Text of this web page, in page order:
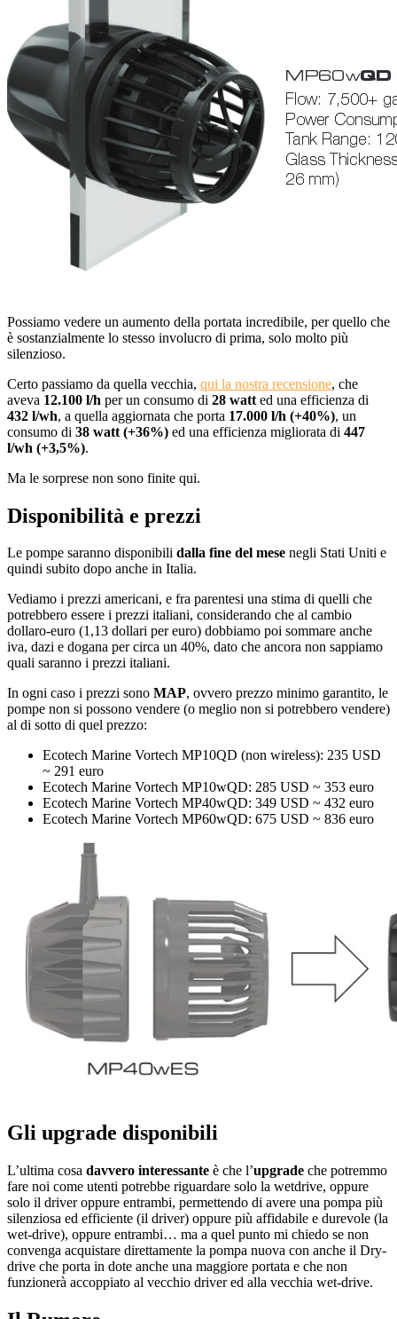
Possiamo vedere un aumento della portata incredibile, per quello che
è sostanzialmente lo stesso involucro di prima, solo molto più
silenzioso.
Certo passiamo da quella vecchia, qui la nostra recensione, che
aveva 12.100 l/h per un consumo di 28 watt ed una efficienza di
432 l/wh, a quella aggiornata che porta 17.000 l/h (+40%), un
consumo di 38 watt (+36%) ed una efficienza migliorata di 447
l/wh (+3,5%).
Ma le sorprese non sono finite qui.
Disponibilità e prezzi
Le pompe saranno disponibili dalla fine del mese negli Stati Uniti e
quindi subito dopo anche in Italia.
Vediamo i prezzi americani, e fra parentesi una stima di quelli che
potrebbero essere i prezzi italiani, considerando che al cambio
dollaro-euro (1,13 dollari per euro) dobbiamo poi sommare anche
iva, dazi e dogana per circa un 40%, dato che ancora non sappiamo
quali saranno i prezzi italiani.
In ogni caso i prezzi sono MAP, ovvero prezzo minimo garantito, le
pompe non si possono vendere (o meglio non si potrebbero vendere)
al di sotto di quel prezzo:
Ecotech Marine Vortech MP10QD (non wireless): 235 USD
~ 291 euro
Ecotech Marine Vortech MP10wQD: 285 USD ~ 353 euro
Ecotech Marine Vortech MP40wQD: 349 USD ~ 432 euro
Ecotech Marine Vortech MP60wQD: 675 USD ~ 836 euro
Gli upgrade disponibili
L’ultima cosa davvero interessante è che l’upgrade che potremmo
fare noi come utenti potrebbe riguardare solo la wetdrive, oppure
solo il driver oppure entrambi, permettendo di avere una pompa più
silenziosa ed efficiente (il driver) oppure più affidabile e durevole (la
wet-drive), oppure entrambi… ma a quel punto mi chiedo se non
convenga acquistare direttamente la pompa nuova con anche il Dry-
drive che porta in dote anche una maggiore portata e che non
funzionerà accoppiato al vecchio driver ed alla vecchia wet-drive.